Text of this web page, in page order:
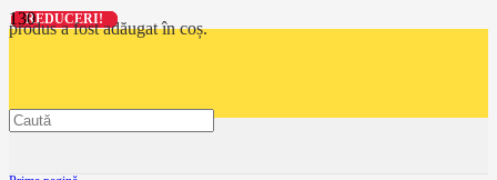
produsa fost adăugat în coș.
REDUCERI!
REDUCERI!
REDUCERI!
REDUCERI!